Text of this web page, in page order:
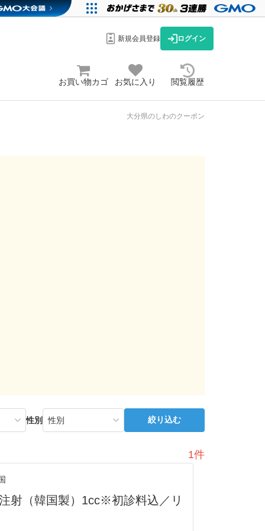
新規会員登録 ログイン
お買い物カゴ お気に入り 閲覧履歴
大分県のしわのクーポン
性別 絞り込む
1件
射（韓国製）1cc※初診料込／リ